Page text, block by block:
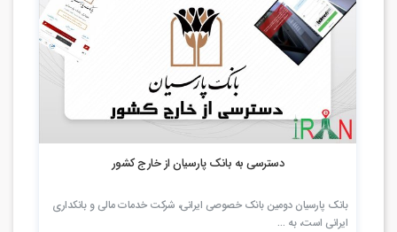
دسترسی به بانک پارسیان از خارج کشور
بانک پارسیان دومین بانک خصوصی ایرانی، شرکت خدمات مالی و بانکداری
ایرانی است، به …